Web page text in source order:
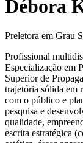
Débora
Preletora em Grau
Profissional
Especialização em
Superior de
trajetória sólida em
com o público e
pesquisa e
qualidade,
escrita estratégica